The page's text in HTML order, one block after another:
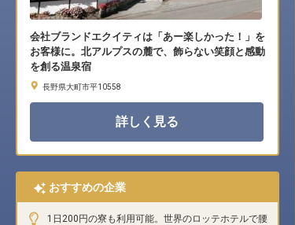
会社ブランドエクイティは「あー楽しかった！」を
お客様に。北アルプスの麓で、飾らない笑顔と感動
を創る温泉宿
長野県大町市平10558
詳しく見る
おすすめの企業
1日200円の寮も利用可能。世界のロッテホテルで腰